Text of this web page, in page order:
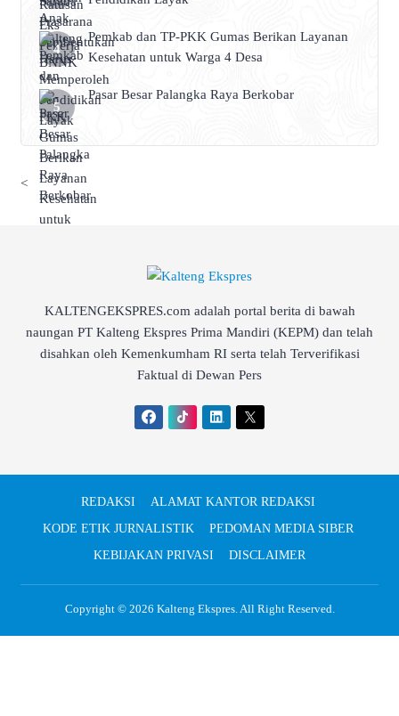
Pemkab dan TP-PKK Gumas Berikan Layanan
Kesehatan untuk Warga 4 Desa
Pasar Besar Palangka Raya Berkobar
<
KALTENGEKSPRES.com adalah portal berita di bawah
naungan PT Kalteng Ekspres Prima Mandiri (KEPM) dan telah
disahkan oleh Kemenkumham RI serta telah Terverifikasi
Faktual di Dewan Pers
REDAKSI
ALAMAT KANTOR REDAKSI
KODE ETIK JURNALISTIK
PEDOMAN MEDIA SIBER
KEBIJAKAN PRIVASI
DISCLAIMER
Copyright © 2026 Kalteng Ekspres. All Right Reserved.